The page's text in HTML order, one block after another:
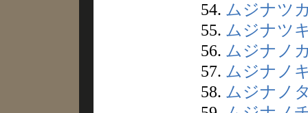
54. ムジナツ
55. ムジナツ
56. ムジナノ
57. ムジナノ
58. ムジナノ